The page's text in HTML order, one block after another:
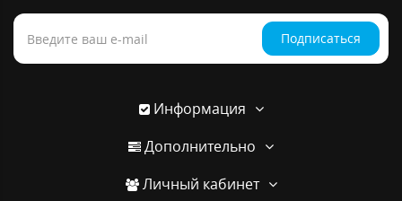
Подписаться
Информация
Дополнительно
Личный кабинет